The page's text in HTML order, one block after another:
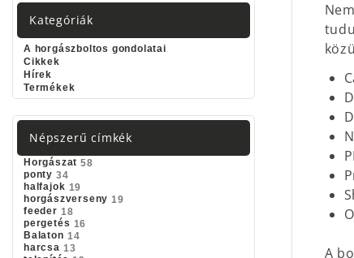
Kategóriák
A horgászboltos gondolatai
Cikkek
Hírek
Termékek
Népszerű címkék
58
Horgászat
34
ponty
19
halfajok
19
horgászverseny
18
feeder
16
pergetés
14
Balaton
13
harcsa
A